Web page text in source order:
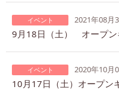
イベント 2021年08月
9月18日（土） オープン
イベント 2020年10月
10月17日（土）オープン